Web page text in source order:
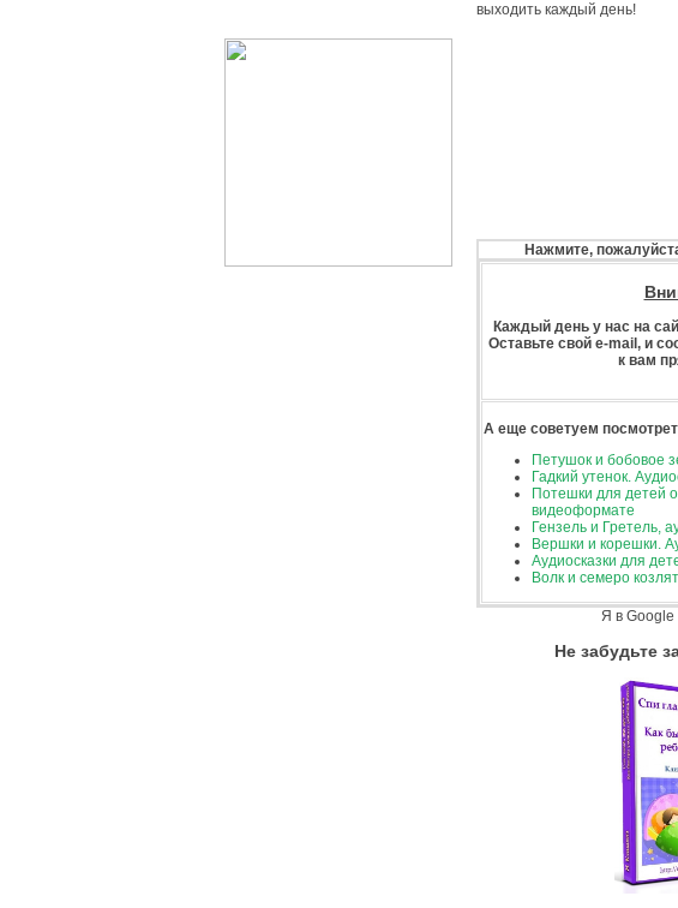
выходить каждый день!
Нажмите,
Каждый день у нас на
Оставьте свой e-mail, и
к вам
А еще советуем
Петушок и бобовое
Гадкий утенок.
Потешки для детей
видеоформате
Гензель и Гретель,
Вершки и корешки.
Аудиосказки для
Волк и семеро
Я в Google
Не забудьте